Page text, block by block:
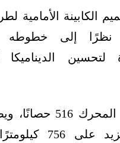
الكابينة الأمامية
نظرًا إلى خطوطه
لتحسين الديناميكا
وتبلغ قوة
إلى ما يزيد